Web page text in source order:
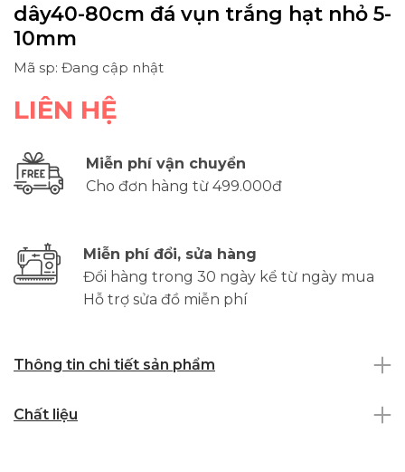
dây40-80cm đá vụn trắng hạt nhỏ 5-
10mm
Mã sp: Đang cập nhật
LIÊN HỆ
Miễn phí vận chuyển
Cho đơn hàng từ 499.000đ
Miễn phí đổi, sửa hàng
Đổi hàng trong 30 ngày kể từ ngày mua
Hỗ trợ sửa đồ miễn phí
Thông tin chi tiết sản phẩm
Chất liệu